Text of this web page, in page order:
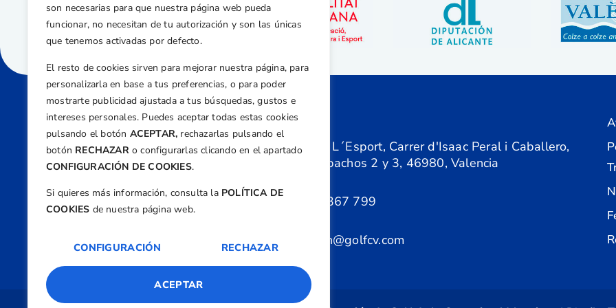
son necesarias para que nuestra página web pueda
funcionar, no necesitan de tu autorización y son las únicas
que tenemos activadas por defecto.
El resto de cookies sirven para mejorar nuestra página, para
personalizarla en base a tus preferencias, o para poder
mostrarte publicidad ajustada a tus búsquedas, gustos e
intereses personales. Puedes aceptar todas estas cookies
pulsando el botón ACEPTAR, rechazarlas pulsando el
botón RECHAZARo configurarlas clicando en el apartado
CONFIGURACIÓN DE COOKIES.
Si quieres más información, consulta la POLÍTICA DE
COOKIES de nuestra página web.
CONFIGURACIÓN RECHAZAR
ACEPTAR
Dirección
Centre de L´Esport, Carrer d'Isaac Peral i Caballero,
Nº 5, Despachos 2 y 3, 46980, Valencia
+34 961 367 799
federacion@golfcv.com